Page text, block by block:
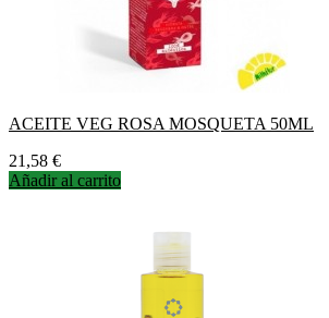
ACEITE VEG ROSA MOSQUETA 50ML
Precio
21,58 €
Añadir al carrito